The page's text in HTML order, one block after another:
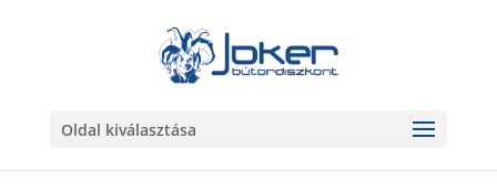
Oldal kiválasztása